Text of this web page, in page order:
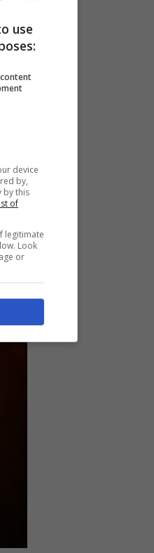
il
in
use
device
by,
by this
of
legitimate
Look
or